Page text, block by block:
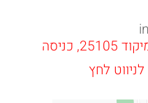
כתובת: כביש עכו צפת, מיקוד 25105, כניסה
לחץ